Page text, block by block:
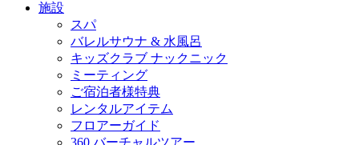
施設
スパ
バレルサウナ & 水風呂
キッズクラブ ナックニック
ミーティング
ご宿泊者様特典
レンタルアイテム
フロアーガイド
360 バーチャルツアー